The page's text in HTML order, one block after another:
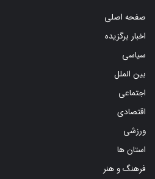
صفحه اصلی
اخبار برگزیده
سیاسی
بین الملل
اجتماعی
اقتصادی
ورزشی
استان ها
فرهنگ و هنر